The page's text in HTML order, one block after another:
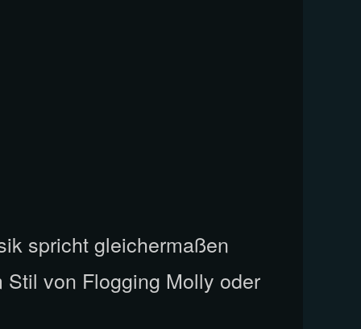
spricht gleichermaßen
von Flogging Molly oder